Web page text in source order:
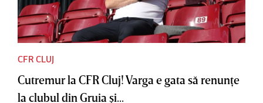
CFR CLUJ
Cutremur la CFR Cluj! Varga e gata să renunţe
la clubul din Gruia şi...